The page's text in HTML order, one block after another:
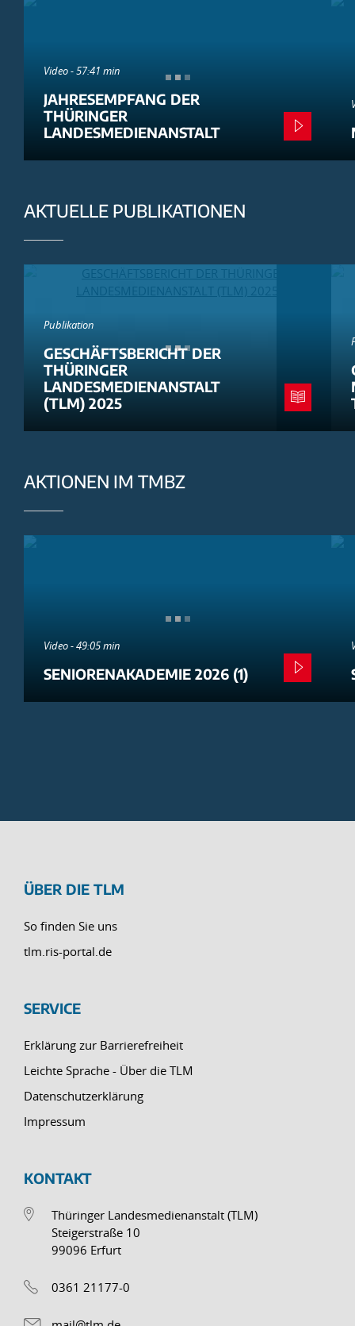
Video - 57:41 min
JAHRESEMPFANG DER
THÜRINGER
LANDESMEDIENANSTALT
AKTUELLE PUBLIKATIONEN
Publikation
GESCHÄFTSBERICHT DER
THÜRINGER
LANDESMEDIENANSTALT
(TLM) 2025
AKTIONEN IM TMBZ
Video - 49:05 min
SENIORENAKADEMIE 2026 (1)
ÜBER DIE TLM
So finden Sie uns
tlm.ris-portal.de
SERVICE
Erklärung zur Barrierefreiheit
Leichte Sprache - Über die TLM
Datenschutzerklärung
Impressum
KONTAKT
Thüringer Landesmedienanstalt (TLM)
Steigerstraße 10
99096 Erfurt
0361 21177-0